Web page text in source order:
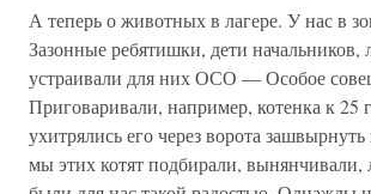
А теперь о животных в лагере. У нас в
Зазонные ребятишки, дети начальников,
устраивали для них ОСО — Особое
Приговаривали, например, котенка к 25
ухитрялись его через ворота
мы этих котят подбирали, вынянчивали,